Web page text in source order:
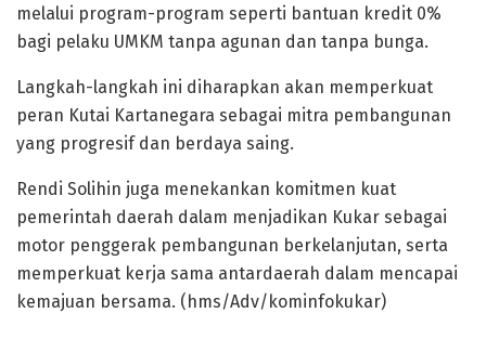
melalui program-program seperti bantuan kredit 0%
bagi pelaku UMKM tanpa agunan dan tanpa bunga.
Langkah-langkah ini diharapkan akan memperkuat
peran Kutai Kartanegara sebagai mitra pembangunan
yang progresif dan berdaya saing.
Rendi Solihin juga menekankan komitmen kuat
pemerintah daerah dalam menjadikan Kukar sebagai
motor penggerak pembangunan berkelanjutan, serta
memperkuat kerja sama antardaerah dalam mencapai
kemajuan bersama. (hms/Adv/kominfokukar)